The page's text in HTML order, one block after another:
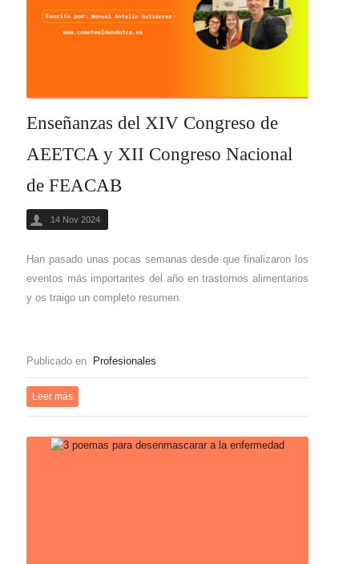
Enseñanzas del XIV Congreso de
AEETCA y XII Congreso Nacional
de FEACAB
14 Nov 2024
Han pasado unas pocas semanas desde que finalizaron los
eventos más importantes del año en trastornos alimentarios
y os traigo un completo resumen.
Publicado en Profesionales
Leer más